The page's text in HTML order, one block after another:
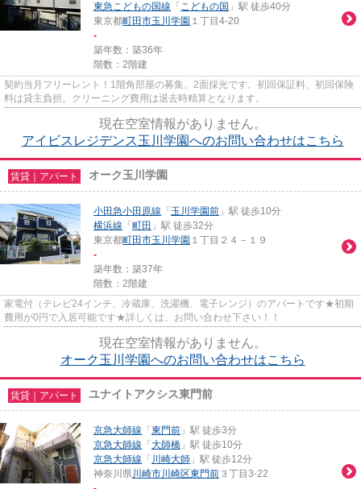
東急こどもの国線 「 こどもの国 」駅 徒歩40分
東京都町田市玉川学園 １丁目4-20
-
築年数：築36年
階数：2階建
契約当月フリーレント！1階角部屋の募集、2面採光です。初回保証料、初回保険
料は貸主負担。クリーニング費用は退去時精算となります。
現在空室情報がありません。
アイビスレジデンス玉川学園へのお問い合わせはこちら
賃貸｜アパート オーク玉川学園
小田急小田原線 「 玉川学園前 」駅 徒歩10分
横浜線 「 町田 」駅 徒歩32分
東京都町田市玉川学園 １丁目２４－１９
-
築年数：築37年
階数：2階建
家電付（テレビ24インチ、冷蔵庫、洗濯機、電子レンジ）のアパートです★初期
費用が0円で入居可能です★詳しくは、お問い合わせ下さい！！
現在空室情報がありません。
オーク玉川学園へのお問い合わせはこちら
賃貸｜アパート ユナイトアクシス東門前
京急大師線 「 東門前 」駅 徒歩3分
京急大師線 「 大師橋 」駅 徒歩10分
京急大師線 「 川崎大師 」駅 徒歩12分
神奈川県川崎市川崎区東門前 ３丁目3-22